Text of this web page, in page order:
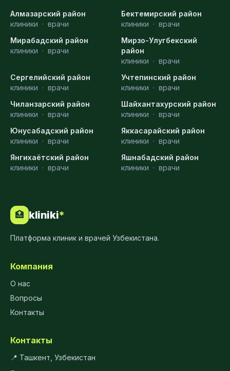
Алмазарский район
клиники · врачи
Бектемирский район
клиники · врачи
Мирабадский район
клиники · врачи
Мирзо-Улугбекский
район
клиники · врачи
Сергелийский район
клиники · врачи
Учтепинский район
клиники · врачи
Чиланзарский район
клиники · врачи
Шайхантахурский район
клиники · врачи
Юнусабадский район
клиники · врачи
Яккасарайский район
клиники · врачи
Янгихаётский район
клиники · врачи
Яшнабадский район
клиники · врачи
🏥 kliniki*
Платформа клиник и врачей Узбекистана.
Компания
О нас
Вопросы
Контакты
Контакты
📍 Ташкент, Узбекистан